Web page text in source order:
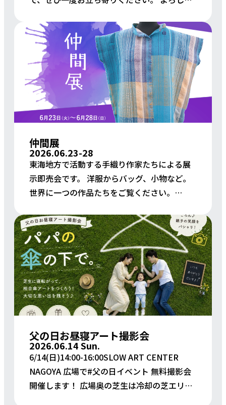
~20時 入場料｜無料 主催｜SAMURAIのア […]
仲間展
2026.06.23-28
東海地方で活動する手織り作家たちによる展
示即売会です。 洋服からバッグ、小物など。
世界に一つの作品たちをご覧ください。
16:00まで） 主催：工房イトオ […]
父の日お昼寝アート撮影会
2026.06.14 Sun.
6/14(日)14:00-16:00SLOW ART CENTER
NAGOYA 広場で#父の日イベント 無料撮影会
開催します！ 広場奥の芝生は冷却の芝エリア